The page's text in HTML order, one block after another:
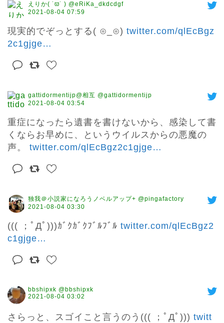
えりか( ˙ϖ˙ ) @eRiKa_dkdcdgf
2021-08-04 07:59
現実的でぞっとする( ⊙_⊙) twitter.com/qlEcBgz
2c1gjge…
gattidormentijp@相互 @gattidormentijp
2021-08-04 03:54
重症になったら遺書を書けないから、感染して書
くならお早めに、というウイルスからの悪魔の
声。 twitter.com/qlEcBgz2c1gjge…
独我＠小説家になろうノベルアップ+ @pingafactory
2021-08-04 03:30
((( ；ﾟДﾟ)))ｶﾞｸｶﾞｸﾌﾞﾙﾌﾞﾙ twitter.com/qlEcBgz2
c1gjge…
bbshipxk @bbshipxk
2021-08-04 03:02
さらっと、スゴイこと言うのう((( ；ﾟДﾟ))) twitt